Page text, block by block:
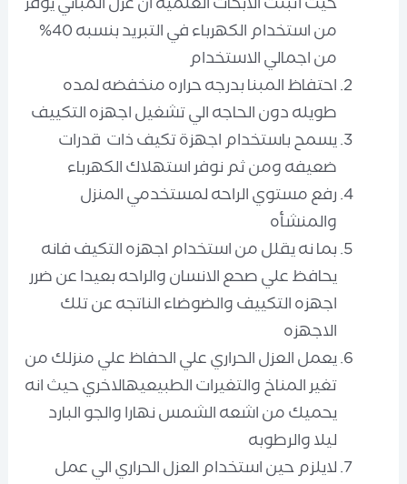
حيث اثبتت الابحاث العلميه ان عزل المباني يوفر
من استخدام الكهرباء في التبريد بنسبه 40%
من اجمالي الاستخدام
احتفاظ المبنا بدرجه حراره منخفضه لمده
طويله دون الحاجه الي تشغيل اجهزه التكييف
يسمح باستخدام اجهزة تكيف ذات قدرات
ضعيفه ومن ثم نوفر استهلاك الكهرباء
رفع مستوي الراحه لمستخدمي المنزل
والمنشأه
بما نه يقلل من استخدام اجهزه التكيف فانه
يحافظ علي صحع الانسان والراحه بعيدا عن ضرر
اجهزه التكييف والضوضاء الناتجه عن تلك
الاجهزه
يعمل العزل الحراري علي الحفاظ علي منزلك من
تغير المناخ والتغيرات الطبيعيهالاخري حيث انه
يحميك من اشعه الشمس نهارا والجو البارد
ليلا والرطوبه
لايلزم حين استخدام العزل الحراري الي عمل